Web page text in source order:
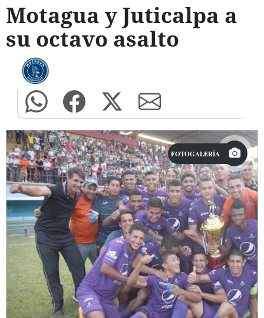
Motagua y Juticalpa a
su octavo asalto
FOTOGALERÍA